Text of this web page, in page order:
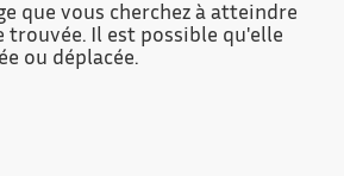
que vous cherchez à atteindre
trouvée. Il est possible qu'elle
ou déplacée.